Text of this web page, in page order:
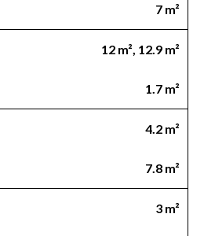
7 m²
12 m², 12.9 m²
1.7 m²
4.2 m²
7.8 m²
3 m²